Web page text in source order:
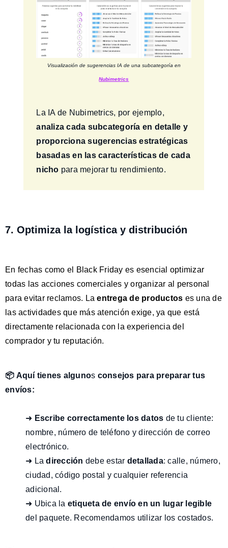
Visualización de sugerencias IA de una subcategoría en
Nubimetrics
La IA de Nubimetrics, por ejemplo,
analiza cada subcategoría en detalle y
proporciona sugerencias estratégicas
basadas en las características de cada
nicho para mejorar tu rendimiento.
7. Optimiza la logística y distribución
En fechas como el Black Friday es esencial optimizar
todas las acciones comerciales y organizar al personal
para evitar reclamos. Laentrega de productos es una de
las actividades que más atención exige, ya que está
directamente relacionada con la experiencia del
comprador y tu reputación.
📦 Aquí tienes algunos consejos para preparar tus
envíos:
➜ Escribe correctamente los datos de tu cliente:
nombre, número de teléfono y dirección de correo
electrónico.
➜ Ladirección debe estar detallada: calle, número,
ciudad, código postal y cualquier referencia
adicional.
➜ Ubica la etiqueta de envío en un lugar legible
del paquete. Recomendamos utilizar los costados.